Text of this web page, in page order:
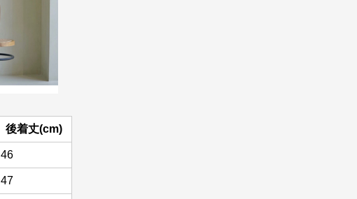
後着丈(cm)
46
47